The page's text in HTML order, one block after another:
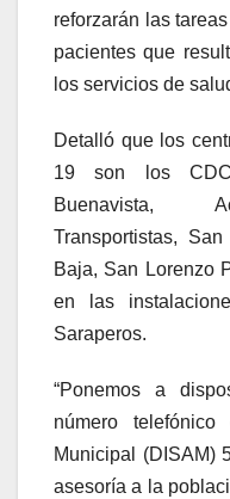
reforzarán las
pacientes que
los servicios de
Detalló que los
19 son los
Buenavista,
Transportistas,
Baja, San Lorenzo
en las
Saraperos.
“Ponemos a
número
Municipal (DISAM)
asesoría a la